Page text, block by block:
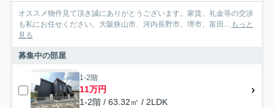
オススメ物件見て頂き誠にありがとうございます。家賃、礼金等の交渉
も私にお任せください。大阪狭山市、河内長野市、堺市、富田... もっと
見る
募集中の部屋
1-2階
11万円
1-2階 / 63.32㎡ / 2LDK